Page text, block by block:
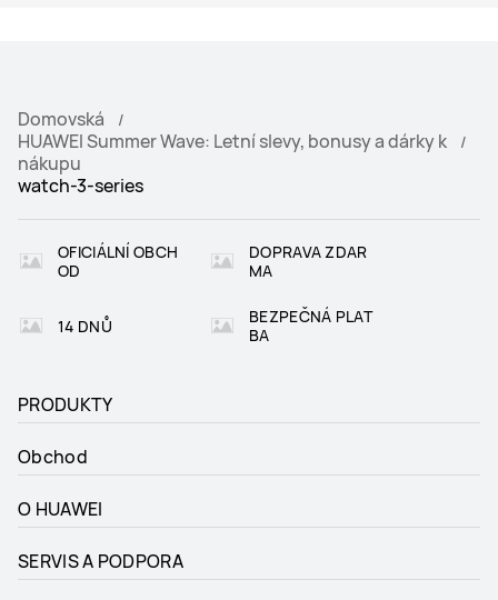
Domovská
HUAWEI Summer Wave: Letní slevy, bonusy a dárky k
nákupu
watch-3-series
OFICIÁLNÍ OBCH
OD
DOPRAVA ZDAR
MA
14 DNŮ
BEZPEČNÁ PLAT
BA
PRODUKTY
Obchod
O HUAWEI
SERVIS A PODPORA